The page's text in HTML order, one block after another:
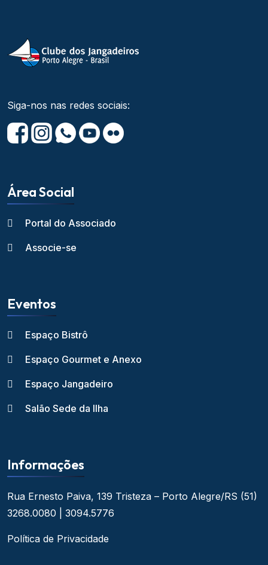
Siga-nos nas redes sociais:
Área Social
Portal do Associado
Associe-se
Eventos
Espaço Bistrô
Espaço Gourmet e Anexo
Espaço Jangadeiro
Salão Sede da Ilha
Informações
Rua Ernesto Paiva, 139 Tristeza – Porto Alegre/RS (51)
3268.0080 | 3094.5776
Política de Privacidade